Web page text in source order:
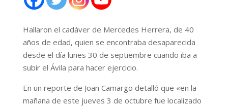
Hallaron el cadáver de Mercedes Herrera, de 40
años de edad, quien se encontraba desaparecida
desde el día lunes 30 de septiembre cuando iba a
subir el Ávila para hacer ejercicio.
En un reporte de Joan Camargo detalló que «en la
mañana de este jueves 3 de octubre fue localizado